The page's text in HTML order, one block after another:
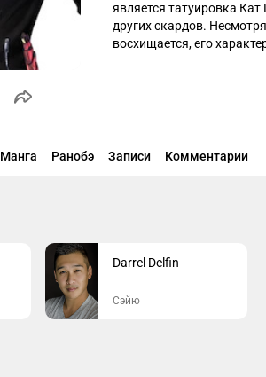
является татуировка
других скардов.
восхищается, его
Манга Ранобэ Записи Комментарии
Darrel Delfin
Сэйю